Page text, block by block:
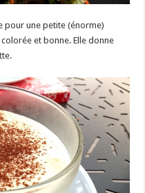
pour une petite (énorme)
et bonne. Elle donne